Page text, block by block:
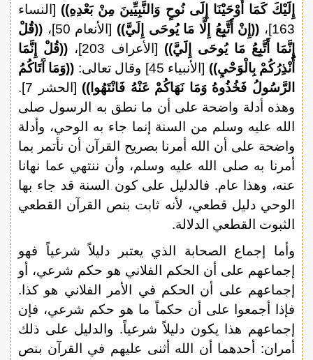
إِلَيْكَ كَمَا أَوْحَيْنَا إِلَى نُوحٍ وَالنَّبِيِّينَ مِنْ بَعْدِهِ)) [النساء
163]،
((إِنْ أَتَّبِعُ إِلَّا مَا يُوحَى إِلَيَّ)) [الأنعام 50]،
((قُلْ
إِنَّمَا أَتَّبِعُ مَا يُوحَى إِلَيَّ)) [الأعراف 203]،
((قُلْ إِنَّمَا
أُنْذِرُكُمْ بِالْوَحْيِ)) [الأنبياء 45] وقال تعالى:
((وَمَا آَتَاكُمُ
الرَّسُولُ فَخُذُوهُ وَمَا نَهَاكُمْ عَنْهُ فَانْتَهُوا))
[الحشر 7].
وهذه أدلة واضحة على أن ما نطق به الرسول صلى
الله عليه وسلم من السنة إنما جاء به الوحي، وأدلة
واضحة على أن الله أمرنا بصريح القرآن أن نأتمر بما
أمرنا به صلى الله عليه وسلم، وأن ننتهي عما نهانا
عنه، وهذا عام. فالدليل على كون السنة قد جاء بها
الوحي دليل قطعي، لأنه ثابت بنص القرآن القطعي
الثبوت القطعي الدلالة.
وأما إجماع الصحابة الذي يعتبر دليلاً شرعياً فهو
إجماعهم على أن الحكم الفلاني هو حكم شرعي، أو
إجماعهم على أن الحكم في الأمر الفلاني هو كذا.
فإذا أجمعوا على أن حكماً ما هو حكم شرعي، فإن
إجماعهم هذا يكون دليلاً شرعياً. والدليل على ذلك
أمران: أحدهما أن الله أثنى عليهم في القرآن بنص